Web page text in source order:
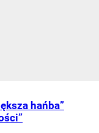
hańba”